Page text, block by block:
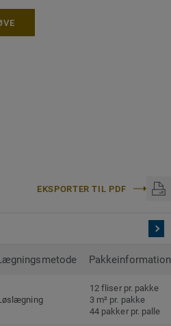
EKSPORTER TIL PDF
Pakkeinformation
12 fliser pr. pakke
3 m² pr. pakke
44 pakker pr. palle